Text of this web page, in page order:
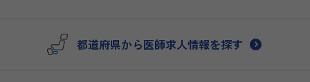
科手術を提供し続けて…都道府県から医師求人情報を探す